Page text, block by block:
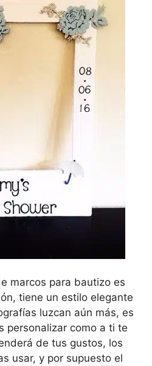
marcos para bautizo es
tiene un estilo elegante
luzcan aún más, es
personalizar como a ti te
de tus gustos, los
usar, y por supuesto el